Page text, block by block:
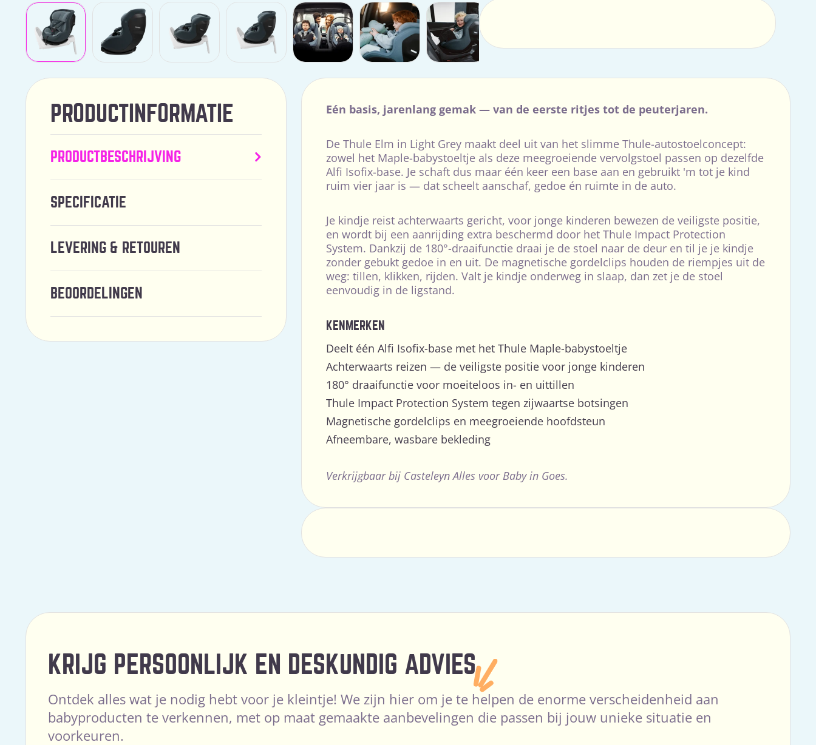
PRODUCTINFORMATIE
PRODUCTBESCHRIJVING
SPECIFICATIE
LEVERING & RETOUREN
BEOORDELINGEN
Eén basis, jarenlang gemak — van de eerste ritjes tot de peuterjaren.
De Thule Elm in Light Grey maakt deel uit van het slimme Thule-autostoelconcept:
zowel het Maple-babystoeltje als deze meegroeiende vervolgstoel passen op dezelfde
Alfi Isofix-base. Je schaft dus maar één keer een base aan en gebruikt 'm tot je kind
ruim vier jaar is — dat scheelt aanschaf, gedoe én ruimte in de auto.
Je kindje reist achterwaarts gericht, voor jonge kinderen bewezen de veiligste positie,
en wordt bij een aanrijding extra beschermd door het Thule Impact Protection
System. Dankzij de 180°-draaifunctie draai je de stoel naar de deur en til je je kindje
zonder gebukt gedoe in en uit. De magnetische gordelclips houden de riempjes uit de
weg: tillen, klikken, rijden. Valt je kindje onderweg in slaap, dan zet je de stoel
eenvoudig in de ligstand.
KENMERKEN
Deelt één Alfi Isofix-base met het Thule Maple-babystoeltje
Achterwaarts reizen — de veiligste positie voor jonge kinderen
180° draaifunctie voor moeiteloos in- en uittillen
Thule Impact Protection System tegen zijwaartse botsingen
Magnetische gordelclips en meegroeiende hoofdsteun
Afneembare, wasbare bekleding
Verkrijgbaar bij Casteleyn Alles voor Baby in Goes.
KRIJG PERSOONLIJK EN DESKUNDIG ADVIES
Ontdek alles wat je nodig hebt voor je kleintje! We zijn hier om je te helpen de enorme verscheidenheid aan
babyproducten te verkennen, met op maat gemaakte aanbevelingen die passen bij jouw unieke situatie en
voorkeuren.